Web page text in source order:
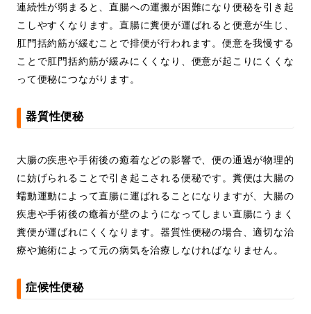
連続性が弱まると、直腸への運搬が困難になり便秘を引き起
こしやすくなります。直腸に糞便が運ばれると便意が生じ、
肛門括約筋が緩むことで排便が行われます。便意を我慢する
ことで肛門括約筋が緩みにくくなり、便意が起こりにくくな
って便秘につながります。
器質性便秘
大腸の疾患や手術後の癒着などの影響で、便の通過が物理的
に妨げられることで引き起こされる便秘です。糞便は大腸の
蠕動運動によって直腸に運ばれることになりますが、大腸の
疾患や手術後の癒着が壁のようになってしまい直腸にうまく
糞便が運ばれにくくなります。器質性便秘の場合、適切な治
療や施術によって元の病気を治療しなければなりません。
症候性便秘